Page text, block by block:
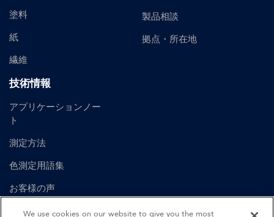
塗料
紙
繊維
技術情報
アプリケーションノー
ト
測定方法
色測定用語集
お客様の声
ユーザーマニュアル
製品相談
拠点・所在地
We use cookies on our website to give you the most